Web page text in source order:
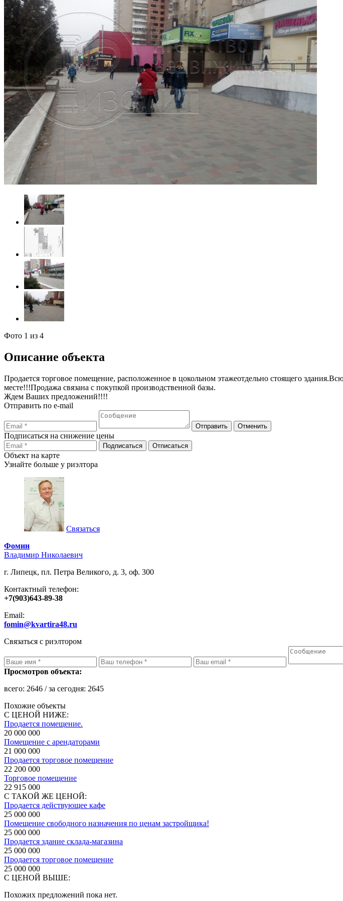
Фото 1 из 4
Описание объекта
Продается торговое помещение, расположенное в цокольном этажеотдельно стоящего
месте!!!Продажа связана с покупкой производственной базы.
Ждем Ваших предложений!!!!
Отправить по e-mail
Подписаться на снижение цены
Объект на карте
Узнайте больше у риэлтора
Связаться
Фомин
Владимир Николаевич
г. Липецк, пл. Петра Великого, д. 3, оф. 300
Контактный телефон:
+7(903)643-89-38
Email:
fomin@kvartira48.ru
Связаться с риэлтором
Просмотров объекта:
всего: 2646 / за сегодня: 2645
Похожие объекты
С ЦЕНОЙ НИЖЕ:
Продается помещение.
20 000 000
Помещение с арендаторами
21 000 000
Продается торговое помещение
22 200 000
Торговое помещение
22 915 000
С ТАКОЙ ЖЕ ЦЕНОЙ:
Продается действующее кафе
25 000 000
Помещение свободного назначения по ценам застройщика!
25 000 000
Продается здание склада-магазина
25 000 000
Продается торговое помещение
25 000 000
С ЦЕНОЙ ВЫШЕ:
Похожих предложений пока нет.